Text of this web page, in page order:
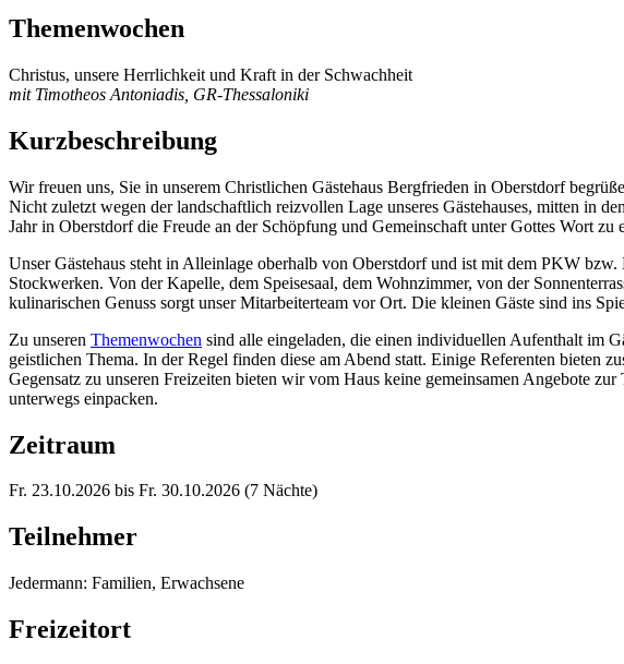
Themenwochen
Christus, unsere Herrlichkeit und Kraft in der Schwachheit
mit Timotheos Antoniadis, GR-Thessaloniki
Kurzbeschreibung
Wir freuen uns, Sie in unserem Christlichen Gästehaus Bergfrieden in Oberstdorf
Nicht zuletzt wegen der landschaftlich reizvollen Lage unseres Gästehauses, mitten in
Jahr in Oberstdorf die Freude an der Schöpfung und Gemeinschaft unter Gottes Wort zu
Unser Gästehaus steht in Alleinlage oberhalb von Oberstdorf und ist mit dem PKW
Stockwerken. Von der Kapelle, dem Speisesaal, dem Wohnzimmer, von der
kulinarischen Genuss sorgt unser Mitarbeiterteam vor Ort. Die kleinen Gäste sind ins
Zu unseren Themenwochen sind alle eingeladen, die einen individuellen Aufenthalt im
geistlichen Thema. In der Regel finden diese am Abend statt. Einige Referenten bieten
Gegensatz zu unseren Freizeiten bieten wir vom Haus keine gemeinsamen Angebote
unterwegs einpacken.
Zeitraum
Fr. 23.10.2026 bis Fr. 30.10.2026 (7 Nächte)
Teilnehmer
Jedermann: Familien, Erwachsene
Freizeitort